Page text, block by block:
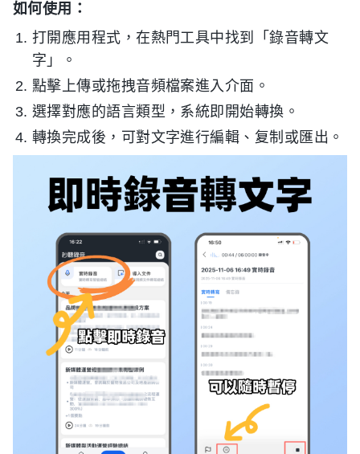
如何使用：
打開應用程式，在熱門工具中找到「錄音轉文
字」。
點擊上傳或拖拽音頻檔案進入介面。
選擇對應的語言類型，系統即開始轉換。
轉換完成後，可對文字進行編輯、复制或匯出。